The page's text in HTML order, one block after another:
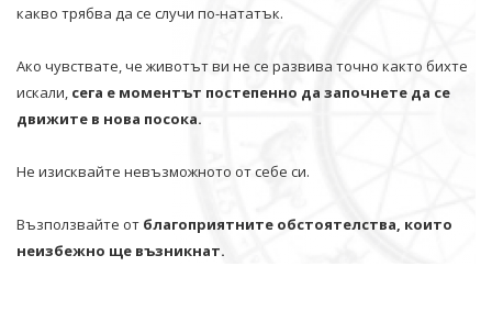
какво трябва да се случи по-нататък.
Ако чувствате, че животът ви не се развива точно както бихте
искали, сега е моментът постепенно да започнете да се
движите в нова посока.
Не изисквайте невъзможното от себе си.
Възползвайте от благоприятните обстоятелства, които
неизбежно ще възникнат.